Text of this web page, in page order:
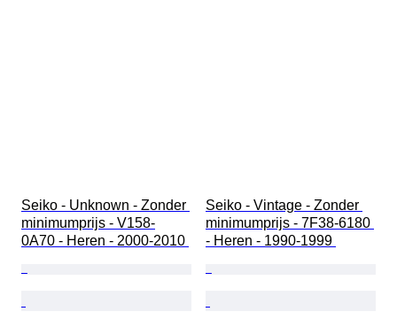
Seiko - Unknown - Zonder
minimumprijs - V158-
0A70 - Heren - 2000-2010
Seiko - Vintage - Zonder
minimumprijs - 7F38-6180
- Heren - 1990-1999